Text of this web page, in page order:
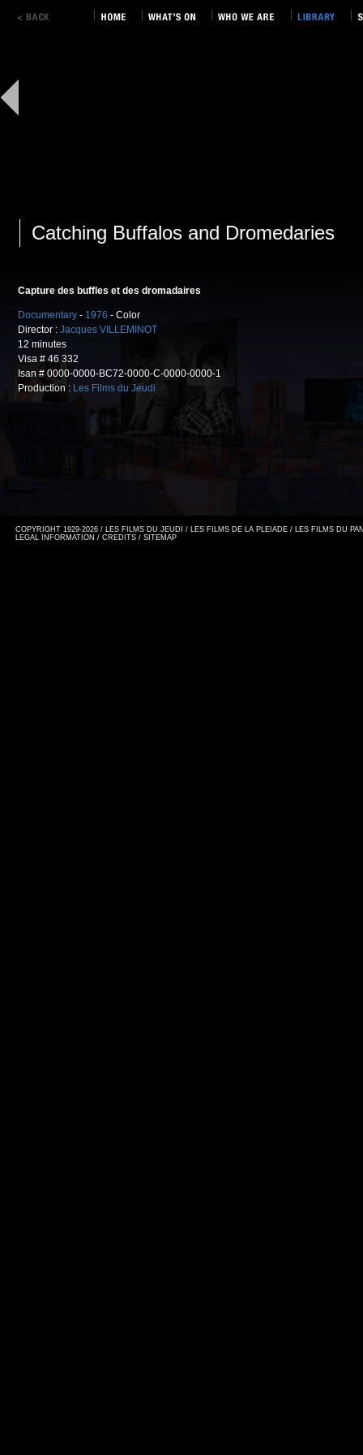
Catching Buffalos and Dromedaries
Capture des buffles et des dromadaires
Documentary - 1976 - Color
Director : Jacques VILLEMINOT
12 minutes
Visa # 46 332
Isan # 0000-0000-BC72-0000-C-0000-0000-1
Production : Les Films du Jeudi
COPYRIGHT 1929-2026 / LES FILMS DU JEUDI / LES FILMS DE LA PLEIADE / LES FILMS DU
LEGAL INFORMATION / CREDITS / SITEMAP